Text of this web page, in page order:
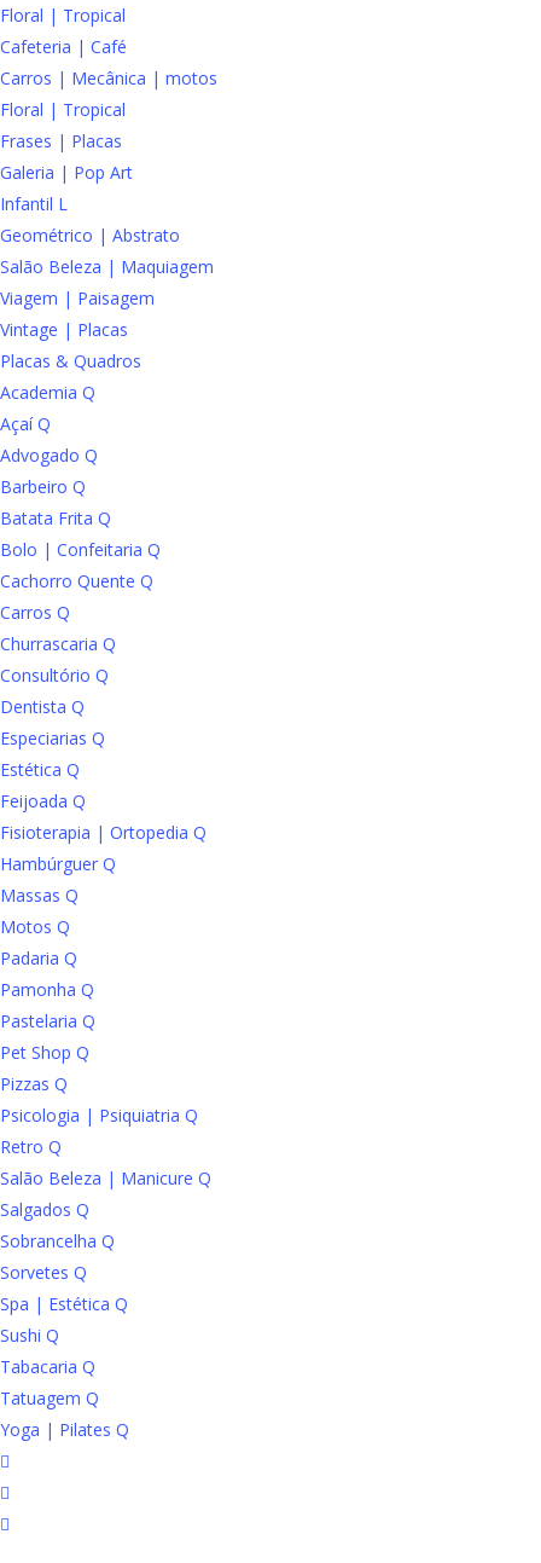
Floral | Tropical
Cafeteria | Café
Carros | Mecânica | motos
Floral | Tropical
Frases | Placas
Galeria | Pop Art
Infantil L
Geométrico | Abstrato
Salão Beleza | Maquiagem
Viagem | Paisagem
Vintage | Placas
Placas & Quadros
Academia Q
Açaí Q
Advogado Q
Barbeiro Q
Batata Frita Q
Bolo | Confeitaria Q
Cachorro Quente Q
Carros Q
Churrascaria Q
Consultório Q
Dentista Q
Especiarias Q
Estética Q
Feijoada Q
Fisioterapia | Ortopedia Q
Hambúrguer Q
Massas Q
Motos Q
Padaria Q
Pamonha Q
Pastelaria Q
Pet Shop Q
Pizzas Q
Psicologia | Psiquiatria Q
Retro Q
Salão Beleza | Manicure Q
Salgados Q
Sobrancelha Q
Sorvetes Q
Spa | Estética Q
Sushi Q
Tabacaria Q
Tatuagem Q
Yoga | Pilates Q